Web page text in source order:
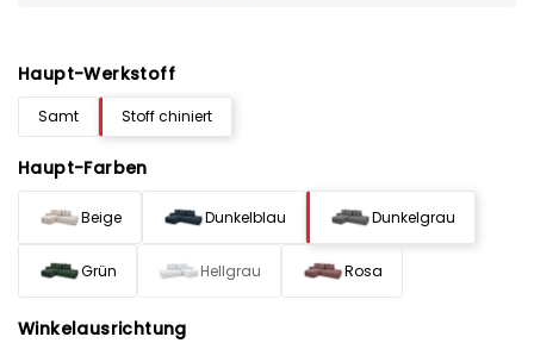
Haupt-Werkstoff
Samt Stoff chiniert
Haupt-Farben
Beige Dunkelblau Dunkelgrau
Grün Hellgrau Rosa
Winkelausrichtung